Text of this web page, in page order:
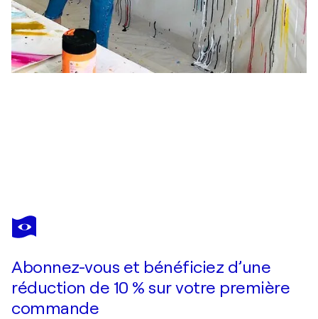
DAM DOMIDO
Full color dream
Abonnez-vous et bénéficiez d’une
réduction de 10 % sur votre première
commande